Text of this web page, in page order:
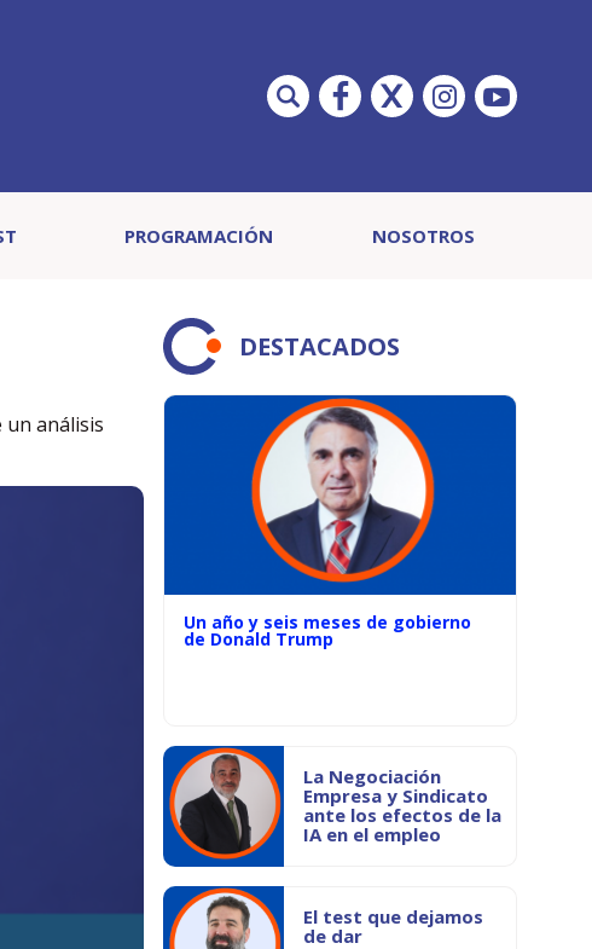
PROGRAMACIÓN NOSOTROS
un análisis
DESTACADOS
Un año y seis meses de gobierno
de Donald Trump
La Negociación
Empresa y Sindicato
ante los efectos de la
IA en el empleo
El test que dejamos
de dar